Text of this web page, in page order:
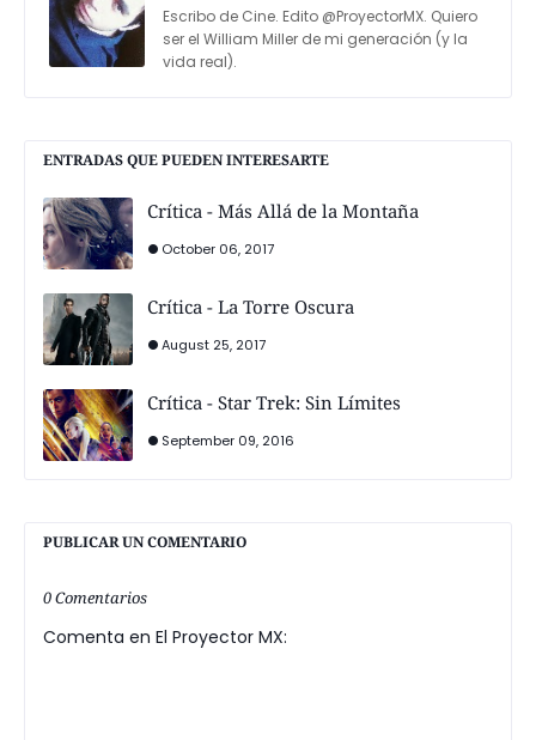
Escribo de Cine. Edito @ProyectorMX. Quiero
ser el William Miller de mi generación (y la
vida real).
ENTRADAS QUE PUEDEN INTERESARTE
Crítica - Más Allá de la Montaña
October 06, 2017
Crítica - La Torre Oscura
August 25, 2017
Crítica - Star Trek: Sin Límites
September 09, 2016
PUBLICAR UN COMENTARIO
0 Comentarios
Comenta en El Proyector MX: